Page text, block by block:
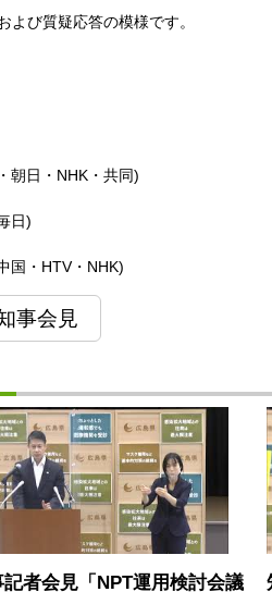
び質疑応答の模様です。
朝日・NHK・共同)
日)
国・HTV・NHK)
事会見
記者会見「NPT運用検討会議